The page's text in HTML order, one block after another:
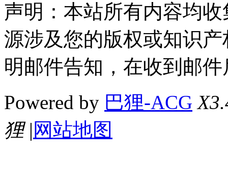
声明：本站所有内容均
源涉及您的版权或知识
明邮件告知，在收到邮
Powered by 巴狸-ACG
狸 | 网站地图